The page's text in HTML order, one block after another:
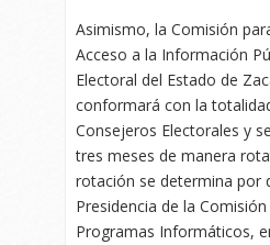
Asimismo, la Comisión
Acceso a la Información
Electoral del Estado de
conformará con la
Consejeros Electorales y
tres meses de manera
rotación se determina por
Presidencia de la
Programas Informáticos,